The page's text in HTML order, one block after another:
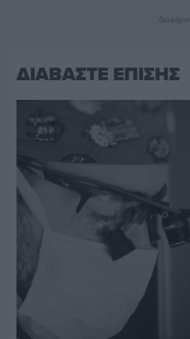
Διαφήμιση
ΔΙΑΒΑΣΤΕ ΕΠΙΣΗΣ